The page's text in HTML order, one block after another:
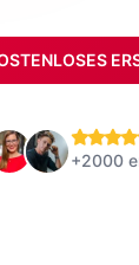
+2000